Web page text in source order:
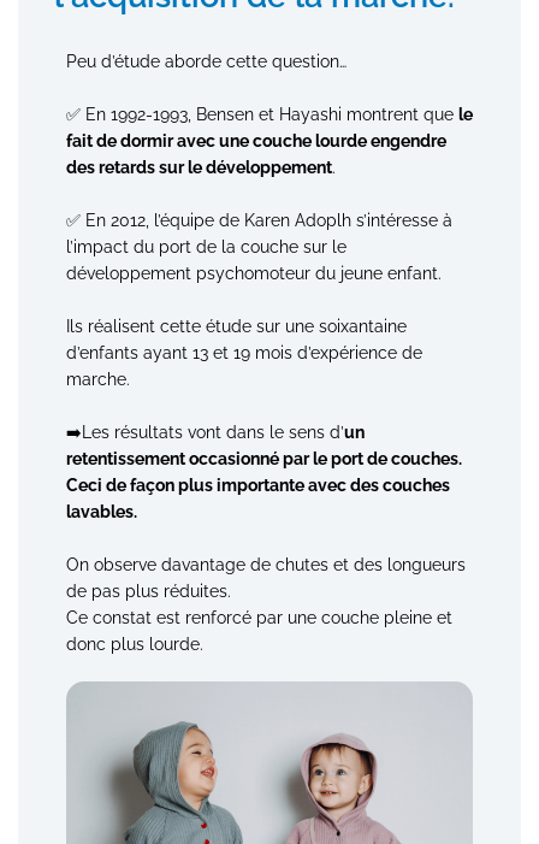
Peu d’étude aborde cette question…
✅ En 1992-1993, Bensen et Hayashi montrent que le
fait de dormir avec une couche lourde engendre
des retards sur le développement.
✅ En 2012, l’équipe de Karen Adoplh s’intéresse à
l’impact du port de la couche sur le
développement psychomoteur du jeune enfant.
Ils réalisent cette étude sur une soixantaine
d’enfants ayant 13 et 19 mois d’expérience de
marche.
➡️Les résultats vont dans le sens d’un
retentissement occasionné par le port de couches.
Ceci de façon plus importante avec des couches
lavables.
On observe davantage de chutes et des longueurs
de pas plus réduites.
Ce constat est renforcé par une couche pleine et
donc plus lourde.